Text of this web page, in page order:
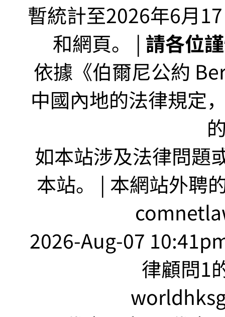
暫統計至2026年6月
和網頁。 | 請各位
依據《伯爾尼公約
中國內地的法律規定
如本站涉及法律問題
本站。 | 本網站外聘
2026-Aug-07
律顧問1